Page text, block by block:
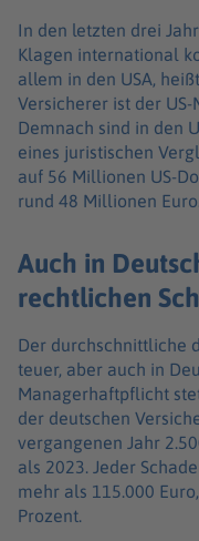
In den letzten drei
Klagen international
allem in den USA,
Versicherer ist der
Demnach sind in den
eines juristischen
auf 56 Millionen US-
rund 48 Millionen Euro.
Auch in
rechtlichen
Der durchschnittliche
teuer, aber auch in
Managerhaftpflicht
der deutschen
vergangenen Jahr
als 2023. Jeder
mehr als 115.000
Prozent.